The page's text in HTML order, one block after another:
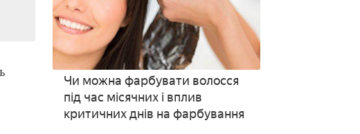
Чи можна фарбувати волосся
під час місячних і вплив
критичних днів на фарбування